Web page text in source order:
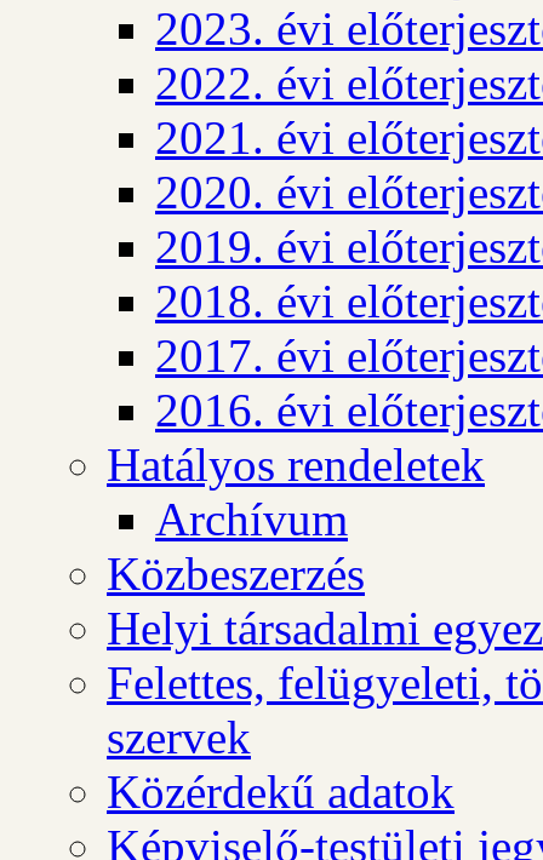
2023. évi
2022. évi
2021. évi
2020. évi
2019. évi
2018. évi
2017. évi
2016. évi
Hatályos rendeletek
Archívum
Közbeszerzés
Helyi társadalmi
Felettes, felügyeleti,
szervek
Közérdekű adatok
Képviselő-testületi